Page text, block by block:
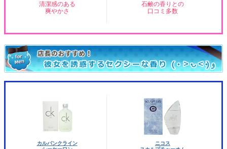
清潔感のある
爽やかさ
石鹸の香りとの
口コミ多数
カルバンクライン
ニコス